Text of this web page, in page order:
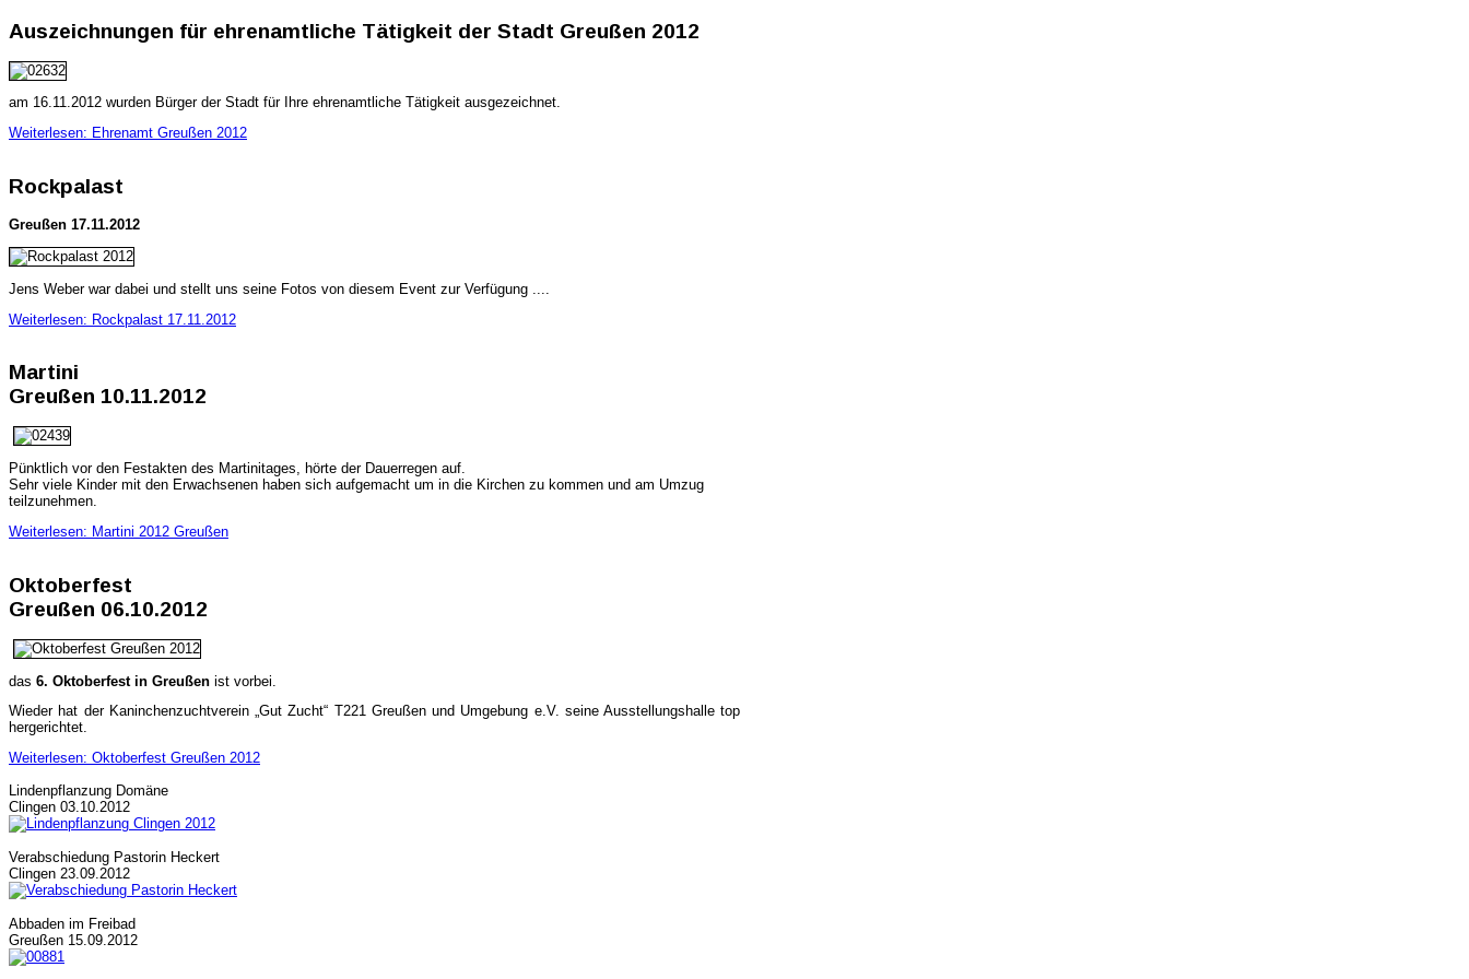
Auszeichnungen für ehrenamtliche Tätigkeit der Stadt Greußen 2012
am 16.11.2012 wurden Bürger der Stadt für Ihre ehrenamtliche Tätigkeit ausgezeichnet.
Weiterlesen: Ehrenamt Greußen 2012
Rockpalast
Greußen 17.11.2012
Jens Weber war dabei und stellt uns seine Fotos von diesem Event zur Verfügung ....
Weiterlesen: Rockpalast 17.11.2012
Martini
Greußen 10.11.2012
Pünktlich vor den Festakten des Martinitages, hörte der Dauerregen auf.
Sehr viele Kinder mit den Erwachsenen haben sich aufgemacht um in die Kirchen zu kommen und am Umzug
teilzunehmen.
Weiterlesen: Martini 2012 Greußen
Oktoberfest
Greußen 06.10.2012
das 6. Oktoberfest in Greußen ist vorbei.
Wieder hat der Kaninchenzuchtverein „Gut Zucht“ T221 Greußen und Umgebung e.V. seine Ausstellungshalle top
hergerichtet.
Weiterlesen: Oktoberfest Greußen 2012
Lindenpflanzung Domäne
Clingen 03.10.2012
Verabschiedung Pastorin Heckert
Clingen 23.09.2012
Abbaden im Freibad
Greußen 15.09.2012